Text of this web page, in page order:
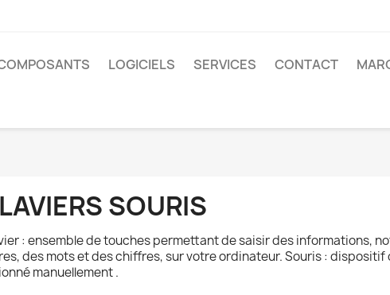
LOGICIELS SERVICES CONTACT
SOURIS
: ensemble de touches permettant de saisir des informations,
des mots et des chiffres, sur votre ordinateur. Souris :
manuellement .